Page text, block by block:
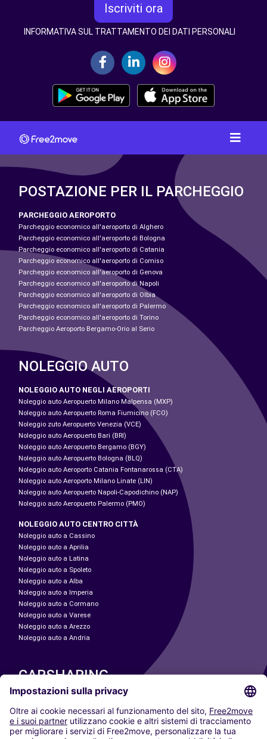
Iscriviti ora
INFORMATIVA SUL TRATTAMENTO DEI DATI PERSONALI
POSTAZIONE PER IL PARCHEGGIO
PARCHEGGIO AEROPORTO
Parcheggio economico all'aeroporto di Alghero
Parcheggio economico all'aeroporto di Bologna
Parcheggio economico all'aeroporto di Catania
Parcheggio economico all'aeroporto di Comiso
Parcheggio economico all'aeroporto di Genova
Parcheggio economico all'aeroporto di Napoli
Parcheggio economico all'aeroporto di Olbia
Parcheggio economico all'aeroporto di Palermo
Parcheggio economico all'aeroporto di Torino
Parcheggio Aeroporto Bergamo-Orio al Serio
NOLEGGIO AUTO
NOLEGGIO AUTO NEGLI AEROPORTI
Noleggio auto Aeropuerto Milano Malpensa (MXP)
Noleggio auto Aeropuerto Roma Fiumicino (FCO)
Noleggio zuto Aeropuerto Venezia (VCE)
Noleggio auto Aeropuerto Bari (BRI)
Noleggio auto Aeropuerto Bergamo (BGY)
Noleggio auto Aeropuerto Bologna (BLQ)
Noleggio auto Aeroporto Catania Fontanarossa (CTA)
Noleggio auto Aeroporto Milano Linate (LIN)
Noleggio auto Aeropuerto Napoli-Capodichino (NAP)
Noleggio auto Aeropuerto Palermo (PMO)
NOLEGGIO AUTO CENTRO CITTÀ
Noleggio auto a Cassino
Noleggio auto a Aprilia
Noleggio auto a Latina
Noleggio auto a Spoleto
Noleggio auto a Alba
Noleggio auto a Imperia
Noleggio auto a Cormano
Noleggio auto a Varese
Noleggio auto a Arezzo
Noleggio auto a Andria
CARSHARING
LE NOSTRE CITTÀ
Paris
Madrid
Washington DC